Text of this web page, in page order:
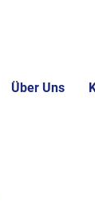
Über Uns